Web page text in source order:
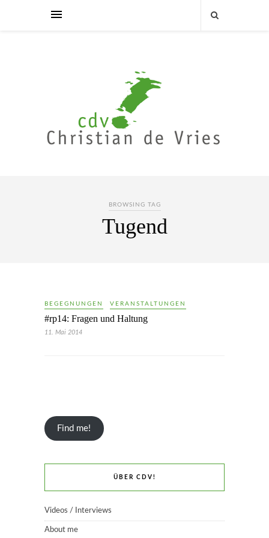
BROWSING TAG
Tugend
BEGEGNUNGEN VERANSTALTUNGEN
#rp14: Fragen und Haltung
11. Mai 2014
Find me!
ÜBER CDV!
Videos / Interviews
About me